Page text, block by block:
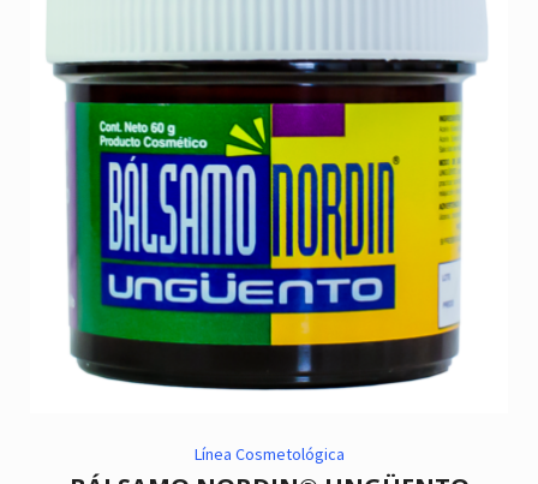
Línea Cosmetológica